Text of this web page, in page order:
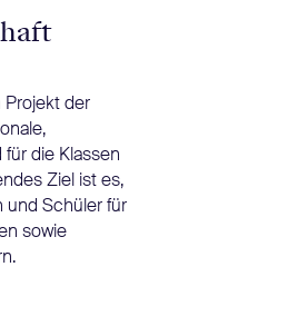
Projekt der
die Klassen
Ziel ist es,
und Schüler für
sowie